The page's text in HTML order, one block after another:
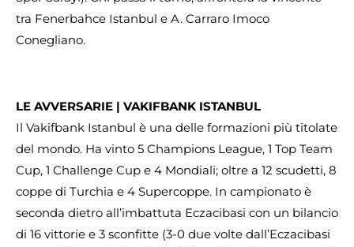
tra Fenerbahce Istanbul e A. Carraro Imoco
Conegliano.
LE AVVERSARIE | VAKIFBANK ISTANBUL
Il Vakifbank Istanbul è una delle formazioni più titolate
del mondo. Ha vinto 5 Champions League, 1 Top Team
Cup, 1 Challenge Cup e 4 Mondiali; oltre a 12 scudetti, 8
coppe di Turchia e 4 Supercoppe. In campionato è
seconda dietro all’imbattuta Eczacibasi con un bilancio
di 16 vittorie e 3 sconfitte (3-0 due volte dall’Eczacibasi